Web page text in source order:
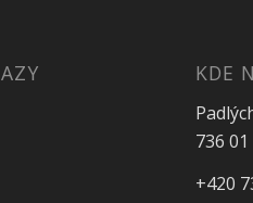
KDE
736
+420